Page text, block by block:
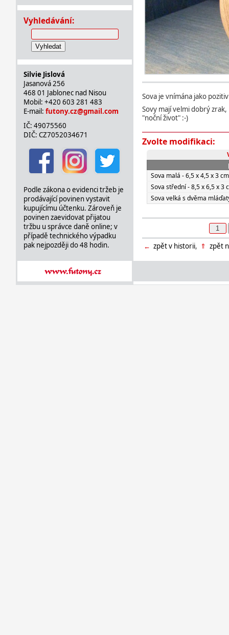
Vyhledávání:
Vyhledat
Silvie Jislová
Jasanová 256
468 01 Jablonec nad Nisou
Mobil: +420 603 281 483
E-mail: futony.cz@gmail.com
IČ: 49075560
DIČ: CZ7052034671
Podle zákona o evidenci tržeb je
prodávající povinen vystavit
kupujícímu účtenku. Zároveň je
povinen zaevidovat přijatou
tržbu u správce daně online; v
případě technického výpadku
pak nejpozději do 48 hodin.
Sova je vnímána jako
Sovy mají velmi dobrý
"noční život" :-)
Zvolte modifikaci:
Sova malá - 6,5 x 4,5 x 3 cm
Sova střední - 8,5 x 6,5 x 3
Sova velká s dvěma
← zpět v historii, ⇑ zpět